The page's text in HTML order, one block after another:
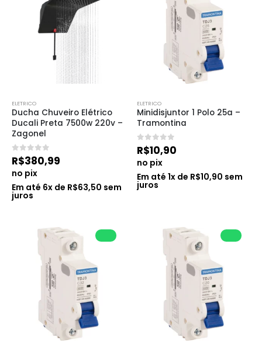
ELETRICO
Ducha Chuveiro Elétrico
Ducali Preta 7500w 220v –
Zagonel
0de 5
R$380,99
no pix
Em até 6x de R$63,50 sem
juros
ELETRICO
Minidisjuntor 1 Polo 25a –
Tramontina
0de 5
R$10,90
no pix
Em até 1x de R$10,90 sem
juros